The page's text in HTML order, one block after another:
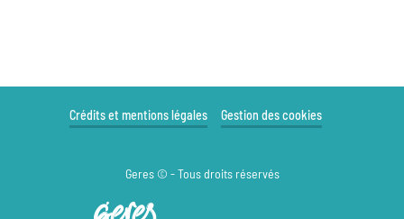
Crédits et mentions légales Gestion des cookies
Geres © - Tous droits réservés